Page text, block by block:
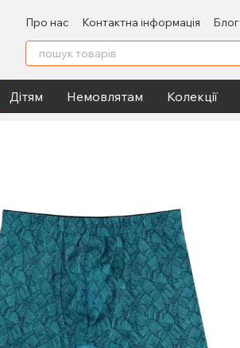
Про нас Контактна інформація Блог
Дітям Немовлятам Колекції